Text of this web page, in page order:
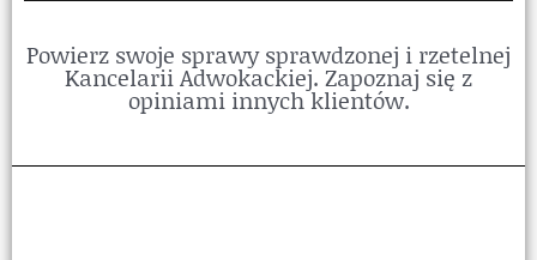
Powierz swoje sprawy sprawdzonej i rzetelnej
Kancelarii Adwokackiej. Zapoznaj się z
opiniami innych klientów.